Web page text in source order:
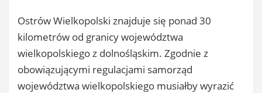
Ostrów Wielkopolski znajduje się ponad 30
kilometrów od granicy województwa
wielkopolskiego z dolnośląskim. Zgodnie z
obowiązującymi regulacjami samorząd
województwa wielkopolskiego musiałby wyrazić